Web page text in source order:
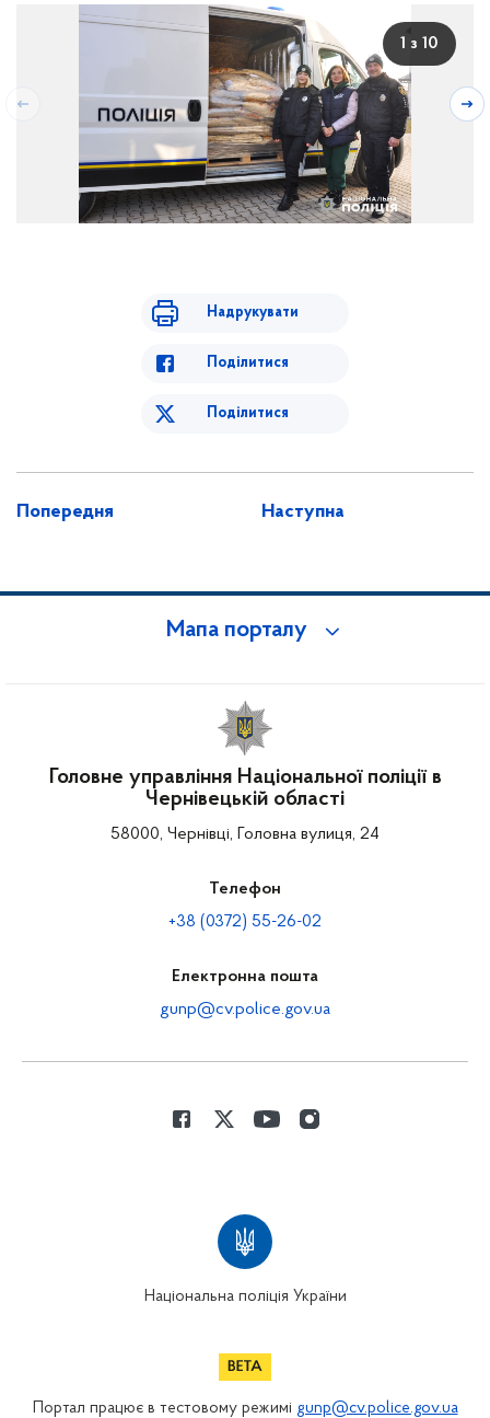
1 з 10
Надрукувати
Поділитися
Поділитися
Попередня Наступна
Мапа порталу
Головне управління Національної поліції в
Чернівецькій області
58000, Чернівці, Головна вулиця, 24
Телефон
+38 (0372) 55-26-02
Електронна пошта
gunp@cv.police.gov.ua
Національна поліція України
Портал працює в тестовому режимі gunp@cv.police.gov.ua